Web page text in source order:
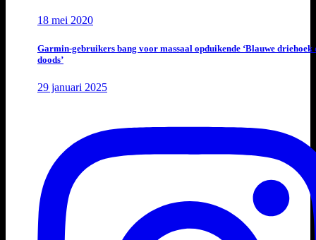
18 mei 2020
Garmin-gebruikers bang voor massaal opduikende ‘Blauwe driehoek
doods’
29 januari 2025